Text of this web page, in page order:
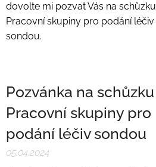
dovolte mi pozvat Vás na schůzku
Pracovní skupiny pro podání léčiv
sondou.
Pozvánka na schůzku
Pracovní skupiny pro
podání léčiv sondou
05.04.2024